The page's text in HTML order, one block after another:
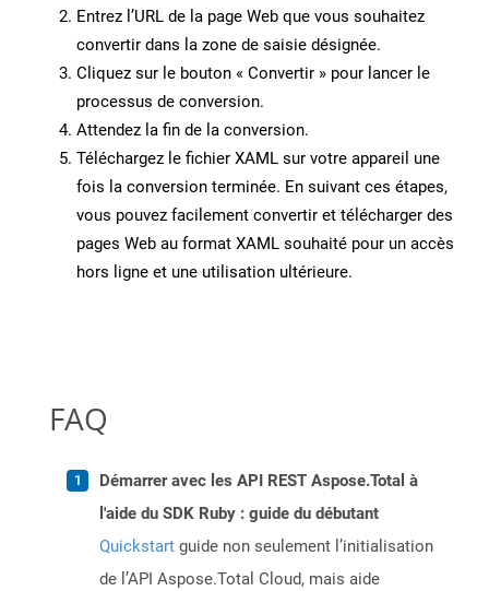
Entrez l’URL de la page Web que vous souhaitez
convertir dans la zone de saisie désignée.
Cliquez sur le bouton « Convertir » pour lancer le
processus de conversion.
Attendez la fin de la conversion.
Téléchargez le fichier XAML sur votre appareil une
fois la conversion terminée. En suivant ces étapes,
vous pouvez facilement convertir et télécharger des
pages Web au format XAML souhaité pour un accès
hors ligne et une utilisation ultérieure.
FAQ
Démarrer avec les API REST Aspose.Total à
l'aide du SDK Ruby : guide du débutant
Quickstart guide non seulement l’initialisation
de l’API Aspose.Total Cloud, mais aide